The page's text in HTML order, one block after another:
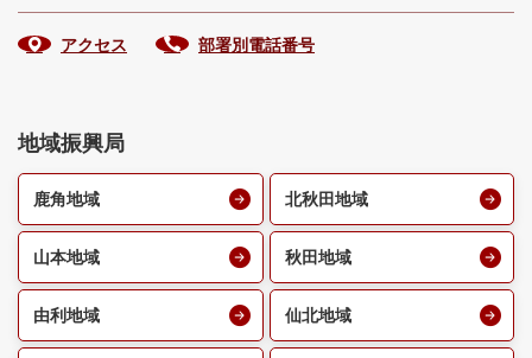
アクセス 部署別電話番号
地域振興局
鹿角地域 北秋田地域
山本地域 秋田地域
由利地域 仙北地域